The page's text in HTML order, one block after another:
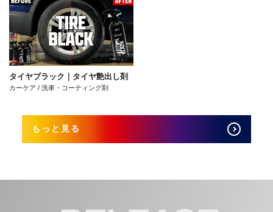
タイヤブラック｜タイヤ艶出し剤
カーケア / 洗車・コーティング剤
もっと見る